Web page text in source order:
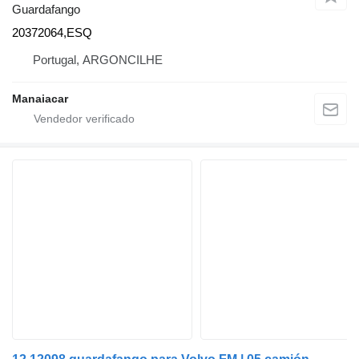
Guardafango
20372064,ESQ
Portugal, ARGONCILHE
Manaiacar